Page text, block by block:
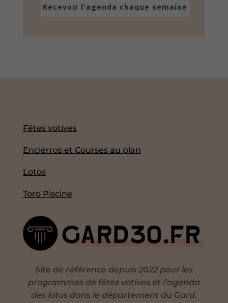
Recevoir l'agenda chaque semaine
Fêtes votives
Encierros et Courses au plan
Lotos
Toro Piscine
Site de référence depuis 2022 pour les
programmes de fêtes votives et l’agenda
des lotos dans le département du Gard.